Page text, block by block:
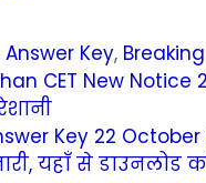
Answer Key,
CET New Notice
Key 22
यहाँ से डाउनलोड